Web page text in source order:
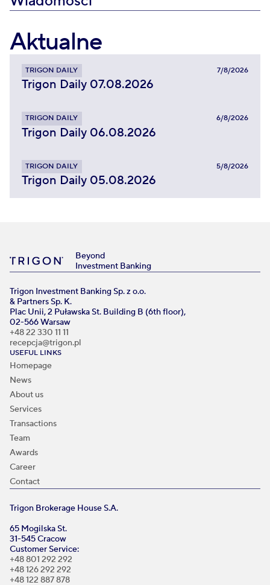
Aktualne
TRIGON DAILY 7/8/2026
Trigon Daily 07.08.2026
TRIGON DAILY 6/8/2026
Trigon Daily 06.08.2026
TRIGON DAILY 5/8/2026
Trigon Daily 05.08.2026
Beyond
Investment Banking
Trigon Investment Banking Sp. z o.o.
& Partners Sp. K.
Plac Unii, 2 Puławska St. Building B (6th floor),
02-566 Warsaw
+48 22 330 11 11
recepcja@trigon.pl
USEFUL LINKS
Homepage
News
About us
Services
Transactions
Team
Awards
Career
Contact
Trigon Brokerage House S.A.
65 Mogilska St.
31-545 Cracow
Customer Service:
+48 801 292 292
+48 126 292 292
+48 122 887 878